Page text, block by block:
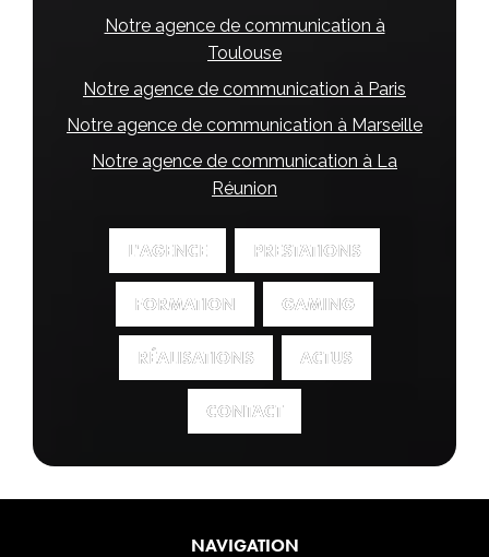
Notre agence de communication à
Toulouse
Notre agence de communication à Paris
Notre agence de communication à Marseille
Notre agence de communication à La
Réunion
L'AGENCE
L'AGENCE PRESTATIONS
PRESTATIONS
FORMATION
FORMATION GAMING
GAMING
RÉALISATIONS
RÉALISATIONS ACTUS
ACTUS
CONTACT
CONTACT
NAVIGATION